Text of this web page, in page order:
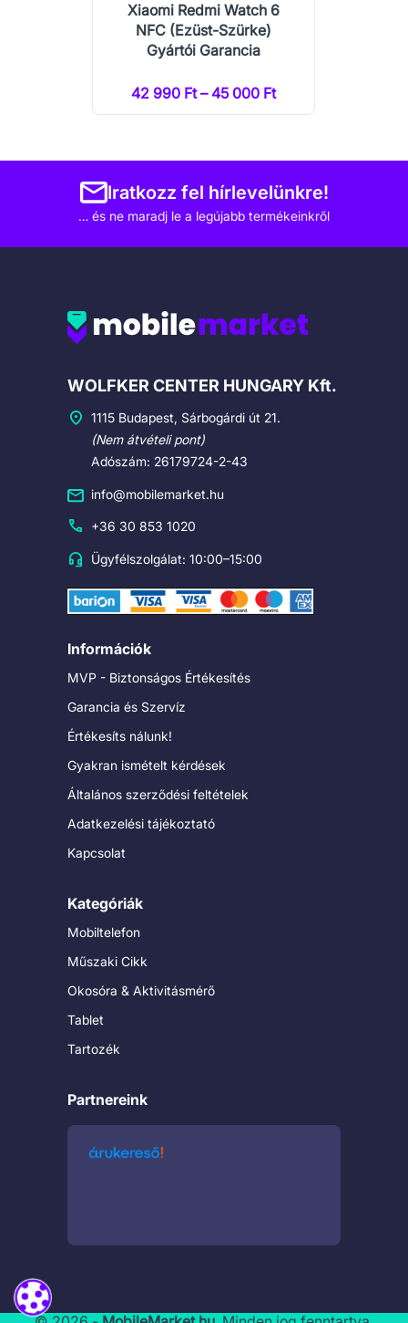
Xiaomi Redmi Watch 6
NFC (Ezüst-Szürke)
Gyártói Garancia
42 990 Ft – 45 000 Ft
Iratkozz fel hírlevelünkre!
… és ne maradj le a legújabb termékeinkről
Cégadatok
WOLFKER CENTER HUNGARY Kft.
1115 Budapest, Sárbogárdi út 21.
(Nem átvételi pont)
Adószám: 26179724-2-43
info@mobilemarket.hu
+36 30 853 1020
Ügyfélszolgálat: 10:00–15:00
Információk
MVP - Biztonságos Értékesítés
Garancia és Szervíz
Értékesíts nálunk!
Gyakran ismételt kérdések
Általános szerződési feltételek
Adatkezelési tájékoztató
Kapcsolat
Kategóriák
Mobiltelefon
Műszaki Cikk
Okosóra & Aktivitásmérő
Tablet
Tartozék
Partnereink